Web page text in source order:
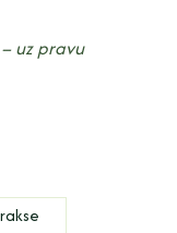
uz pravu